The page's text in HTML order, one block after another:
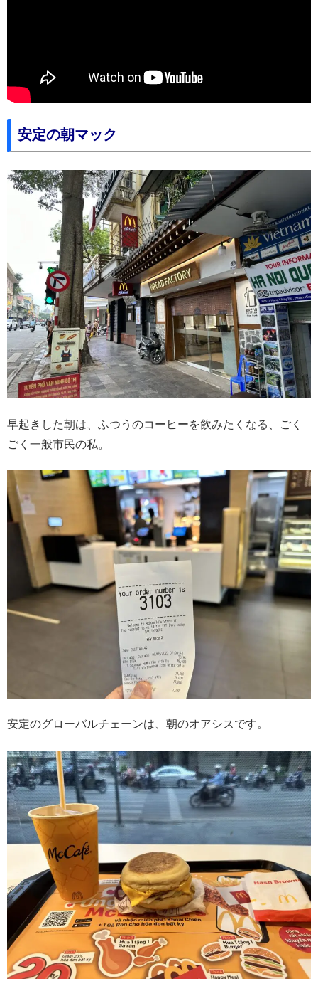
安定の朝マック
早起きした朝は、ふつうのコーヒーを飲みたくなる、ごく
ごく一般市民の私。
安定のグローバルチェーンは、朝のオアシスです。